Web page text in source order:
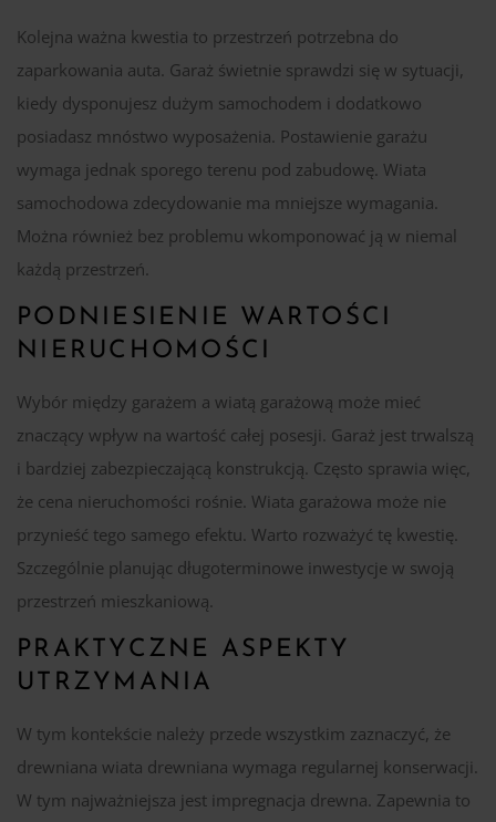
Kolejna ważna kwestia to przestrzeń potrzebna do
zaparkowania auta. Garaż świetnie sprawdzi się w sytuacji,
kiedy dysponujesz dużym samochodem i dodatkowo
posiadasz mnóstwo wyposażenia. Postawienie garażu
wymaga jednak sporego terenu pod zabudowę. Wiata
samochodowa zdecydowanie ma mniejsze wymagania.
Można również bez problemu wkomponować ją w niemal
każdą przestrzeń.
PODNIESIENIE WARTOŚCI
NIERUCHOMOŚCI
Wybór między garażem a wiatą garażową może mieć
znaczący wpływ na wartość całej posesji. Garaż jest trwalszą
i bardziej zabezpieczającą konstrukcją. Często sprawia więc,
że cena nieruchomości rośnie. Wiata garażowa może nie
przynieść tego samego efektu. Warto rozważyć tę kwestię.
Szczególnie planując długoterminowe inwestycje w swoją
przestrzeń mieszkaniową.
PRAKTYCZNE ASPEKTY
UTRZYMANIA
W tym kontekście należy przede wszystkim zaznaczyć, że
drewniana wiata drewniana wymaga regularnej konserwacji.
W tym najważniejsza jest impregnacja drewna. Zapewnia to